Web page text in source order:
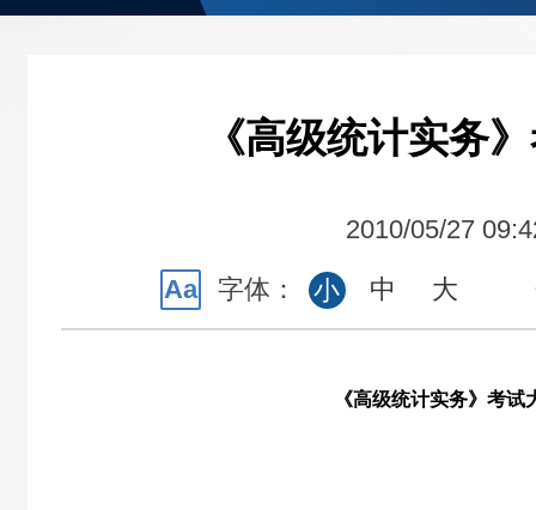
《高级统计实务
2010/05/27
Aa
字体： 小 中 大
《高级统计实务》考试